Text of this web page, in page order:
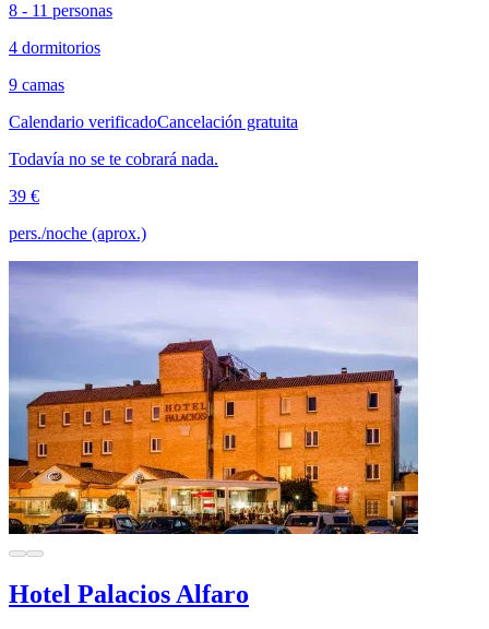
8 - 11 personas
4 dormitorios
9 camas
Calendario verificadoCancelación gratuita
Todavía no se te cobrará nada.
39 €
pers./noche (aprox.)
Hotel Palacios Alfaro